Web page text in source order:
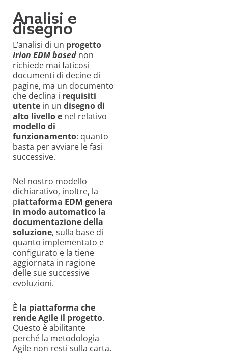
Analisi e
disegno
L’analisi di un progetto
Irion EDM based non
richiede mai faticosi
documenti di decine di
pagine, ma un documento
che declina i requisiti
utente in un disegno di
alto livelloe nel relativo
modello di
funzionamento: quanto
basta per avviare le fasi
successive.
Nel nostro modello
dichiarativo, inoltre, la
piattaforma EDM genera
in modo automatico la
documentazione della
soluzione, sulla base di
quanto implementato e
configurato e la tiene
aggiornata in ragione
delle sue successive
evoluzioni.
È la piattaforma che
rende Agile il progetto.
Questo è abilitante
perché la metodologia
Agile non resti sulla carta.